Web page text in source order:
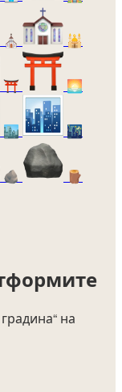
⛪ 🕌
⛩️ 🌅
🏙️ 🌃
🪨 🪵
на